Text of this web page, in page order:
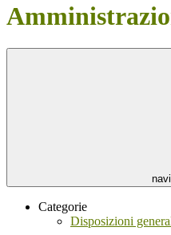
Categorie
Disposizioni